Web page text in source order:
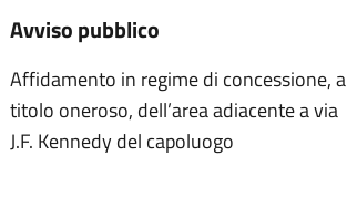
Avviso pubblico
Affidamento in regime di concessione, a
titolo oneroso, dell’area adiacente a via
J.F. Kennedy del capoluogo